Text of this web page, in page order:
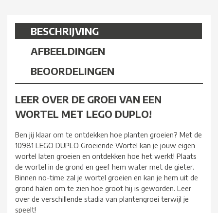
BESCHRIJVING
AFBEELDINGEN
BEOORDELINGEN
LEER OVER DE GROEI VAN EEN
WORTEL MET LEGO DUPLO!
Ben jij klaar om te ontdekken hoe planten groeien? Met de
10981 LEGO DUPLO Groeiende Wortel kan je jouw eigen
wortel laten groeien en ontdekken hoe het werkt! Plaats
de wortel in de grond en geef hem water met de gieter.
Binnen no-time zal je wortel groeien en kan je hem uit de
grond halen om te zien hoe groot hij is geworden. Leer
over de verschillende stadia van plantengroei terwijl je
speelt!